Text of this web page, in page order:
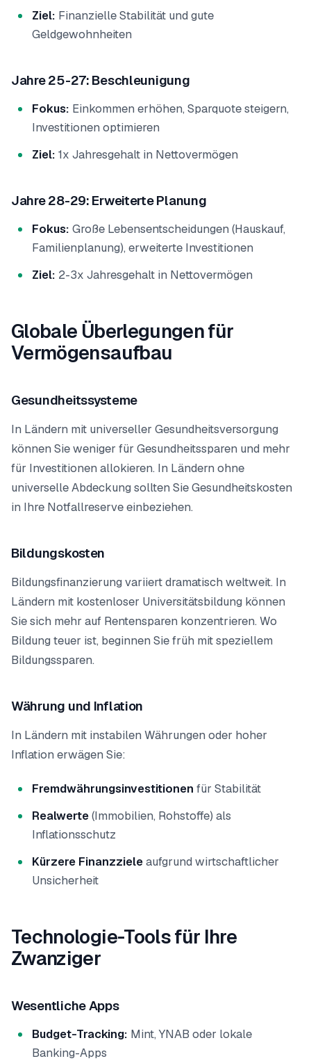
Ziel: Finanzielle Stabilität und gute
Geldgewohnheiten
Jahre 25-27: Beschleunigung
Fokus: Einkommen erhöhen, Sparquote steigern,
Investitionen optimieren
Ziel: 1x Jahresgehalt in Nettovermögen
Jahre 28-29: Erweiterte Planung
Fokus: Große Lebensentscheidungen (Hauskauf,
Familienplanung), erweiterte Investitionen
Ziel: 2-3x Jahresgehalt in Nettovermögen
Globale Überlegungen für
Vermögensaufbau
Gesundheitssysteme
In Ländern mit universeller Gesundheitsversorgung
können Sie weniger für Gesundheitssparen und mehr
für Investitionen allokieren. In Ländern ohne
universelle Abdeckung sollten Sie Gesundheitskosten
in Ihre Notfallreserve einbeziehen.
Bildungskosten
Bildungsfinanzierung variiert dramatisch weltweit. In
Ländern mit kostenloser Universitätsbildung können
Sie sich mehr auf Rentensparen konzentrieren. Wo
Bildung teuer ist, beginnen Sie früh mit speziellem
Bildungssparen.
Währung und Inflation
In Ländern mit instabilen Währungen oder hoher
Inflation erwägen Sie:
Fremdwährungsinvestitionen für Stabilität
Realwerte(Immobilien, Rohstoffe) als
Inflationsschutz
Kürzere Finanzzieleaufgrund wirtschaftlicher
Unsicherheit
Technologie-Tools für Ihre
Zwanziger
Wesentliche Apps
Budget-Tracking: Mint, YNAB oder lokale
Banking-Apps